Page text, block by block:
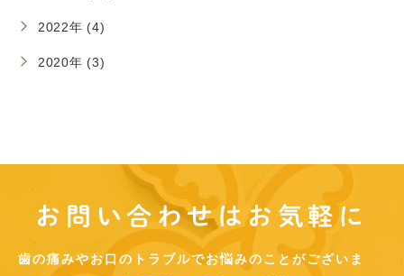
2022年 (4)
2020年 (3)
お問い合わせはお気軽に
歯の痛みやお口のトラブルでお悩みのことがございま